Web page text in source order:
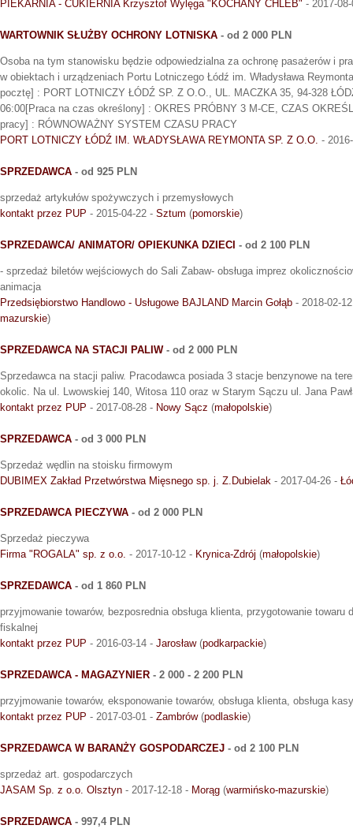
PIEKARNIA - CUKIERNIA Krzysztof Wylęga "KOCHANY CHLEB" - 2017-
WARTOWNIK SŁUŻBY OCHRONY LOTNISKA - od 2 000 PLN
Osoba na tym stanowisku będzie odpowiedzialna za ochronę pasażerów i
w obiektach i urządzeniach Portu Lotniczego Łódź im. Władysława
pocztę] : PORT LOTNICZY ŁÓDŹ SP. Z O.O., UL. MACZKA 35, 94-328
06:00[Praca na czas określony] : OKRES PRÓBNY 3 M-CE, CZAS
pracy] : RÓWNOWAŻNY SYSTEM CZASU PRACY
PORT LOTNICZY ŁÓDŹ IM. WŁADYSŁAWA REYMONTA SP. Z O.O. -
SPRZEDAWCA - od 925 PLN
sprzedaż artykułów spożywczych i przemysłowych
kontakt przez PUP - 2015-04-22 - Sztum (pomorskie)
SPRZEDAWCA/ ANIMATOR/ OPIEKUNKA DZIECI - od 2 100 PLN
- sprzedaż biletów wejściowych do Sali Zabaw- obsługa imprez
animacja
Przedsiębiorstwo Handlowo - Usługowe BAJLAND Marcin Gołąb - 2018-02-
mazurskie)
SPRZEDAWCA NA STACJI PALIW- od 2 000 PLN
Sprzedawca na stacji paliw. Pracodawca posiada 3 stacje benzynowe na
okolic. Na ul. Lwowskiej 140, Witosa 110 oraz w Starym Sączu ul. Jana
kontakt przez PUP - 2017-08-28 - Nowy Sącz (małopolskie)
SPRZEDAWCA - od 3 000 PLN
Sprzedaż wędlin na stoisku firmowym
DUBIMEX Zakład Przetwórstwa Mięsnego sp. j. Z.Dubielak - 2017-04-26 -
SPRZEDAWCA PIECZYWA - od 2 000 PLN
Sprzedaż pieczywa
Firma "ROGALA" sp. z o.o. - 2017-10-12 - Krynica-Zdrój (małopolskie)
SPRZEDAWCA - od 1 860 PLN
przyjmowanie towarów, bezposrednia obsługa klienta, przygotowanie towaru
fiskalnej
kontakt przez PUP - 2016-03-14 - Jarosław(podkarpackie)
SPRZEDAWCA - MAGAZYNIER - 2 000 - 2 200 PLN
przyjmowanie towarów, eksponowanie towarów, obsługa klienta, obsługa
kontakt przez PUP - 2017-03-01 - Zambrów(podlaskie)
SPRZEDAWCA W BARANŻY GOSPODARCZEJ - od 2 100 PLN
sprzedaż art. gospodarczych
JASAM Sp. z o.o. Olsztyn - 2017-12-18 - Morąg (warmińsko-mazurskie)
SPRZEDAWCA - 997,4 PLN